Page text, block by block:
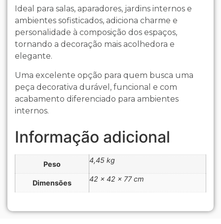
Ideal para salas, aparadores, jardins internos e
ambientes sofisticados, adiciona charme e
personalidade à composição dos espaços,
tornando a decoração mais acolhedora e
elegante.
Uma excelente opção para quem busca uma
peça decorativa durável, funcional e com
acabamento diferenciado para ambientes
internos.
Informação adicional
Peso 4,45 kg
Dimensões 42 × 42 × 77 cm